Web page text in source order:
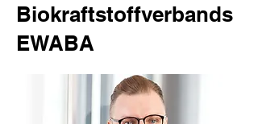
Biokraftstoffverbands
EWABA